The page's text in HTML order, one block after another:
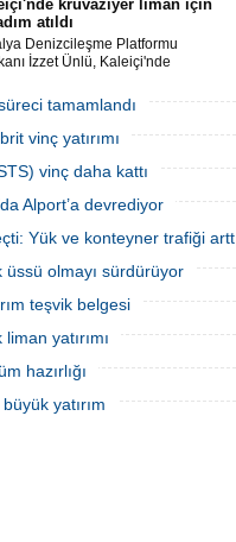
kruvaziyer liman için
atıldı
Denizcileşme Platformu
İzzet Ünlü, Kaleiçi'nde
ve Altyapı Bakanlığı 6'ncı
Müdürlüğü tarafından teknik
başlatıldığını açıkladı.
tamamlandı
vinç yatırımı
vinç daha kattı
Alport’a devrediyor
Yük ve konteyner trafiği
üssü olmayı sürdürüyor
teşvik belgesi
yatırımı
hazırlığı
yatırım